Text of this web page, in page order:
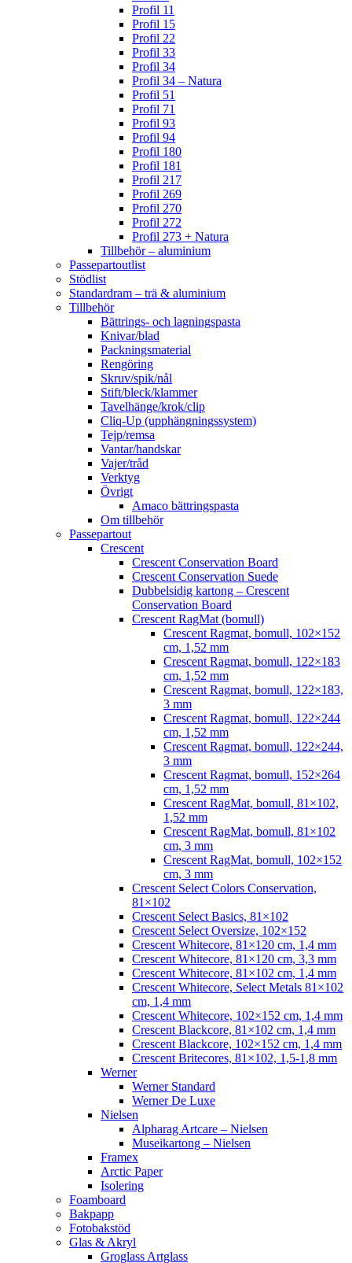
Profil 11
Profil 15
Profil 22
Profil 33
Profil 34
Profil 34 – Natura
Profil 51
Profil 71
Profil 93
Profil 94
Profil 180
Profil 181
Profil 217
Profil 269
Profil 270
Profil 272
Profil 273 + Natura
Tillbehör – aluminium
Passepartoutlist
Stödlist
Standardram – trä & aluminium
Tillbehör
Bättrings- och lagningspasta
Knivar/blad
Packningsmaterial
Rengöring
Skruv/spik/nål
Stift/bleck/klammer
Tavelhänge/krok/clip
Cliq-Up (upphängningssystem)
Tejp/remsa
Vantar/handskar
Vajer/tråd
Verktyg
Övrigt
Amaco bättringspasta
Om tillbehör
Passepartout
Crescent
Crescent Conservation Board
Crescent Conservation Suede
Dubbelsidig kartong – Crescent
Conservation Board
Crescent RagMat (bomull)
Crescent Ragmat, bomull, 102×152
cm, 1,52 mm
Crescent Ragmat, bomull, 122×183
cm, 1,52 mm
Crescent Ragmat, bomull, 122×183,
3 mm
Crescent Ragmat, bomull, 122×244
cm, 1,52 mm
Crescent Ragmat, bomull, 122×244,
3 mm
Crescent Ragmat, bomull, 152×264
cm, 1,52 mm
Crescent RagMat, bomull, 81×102,
1,52 mm
Crescent RagMat, bomull, 81×102
cm, 3 mm
Crescent RagMat, bomull, 102×152
cm, 3 mm
Crescent Select Colors Conservation,
81×102
Crescent Select Basics, 81×102
Crescent Select Oversize, 102×152
Crescent Whitecore, 81×120 cm, 1,4 mm
Crescent Whitecore, 81×120 cm, 3,3 mm
Crescent Whitecore, 81×102 cm, 1,4 mm
Crescent Whitecore, Select Metals 81×102
cm, 1,4 mm
Crescent Whitecore, 102×152 cm, 1,4 mm
Crescent Blackcore, 81×102 cm, 1,4 mm
Crescent Blackcore, 102×152 cm, 1,4 mm
Crescent Britecores, 81×102, 1,5-1,8 mm
Werner
Werner Standard
Werner De Luxe
Nielsen
Alpharag Artcare – Nielsen
Museikartong – Nielsen
Framex
Arctic Paper
Isolering
Foamboard
Bakpapp
Fotobakstöd
Glas & Akryl
Groglass Artglass